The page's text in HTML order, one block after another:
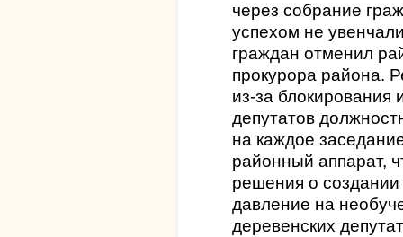
через собрание
успехом не
граждан отменил
прокурора района.
из-за блокирования
депутатов
на каждое
районный аппарат,
решения о создании
давление на
деревенских